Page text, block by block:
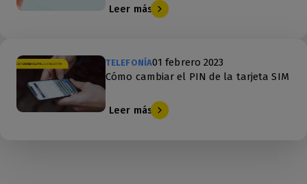
Leer más
TELEFONÍA01 febrero 2023
Cómo cambiar el PIN de la tarjeta SIM
Leer más